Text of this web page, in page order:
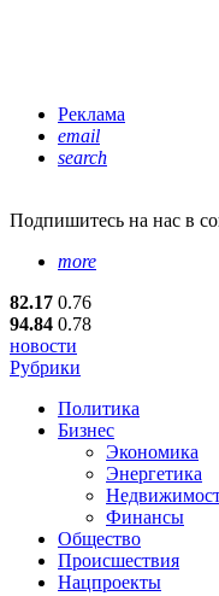
Реклама
email
search
Подпишитесь на нас в
more
82.17 0.76
94.84 0.78
новости
Рубрики
Политика
Бизнес
Экономика
Энергетика
Финансы
Общество
Происшествия
Нацпроекты